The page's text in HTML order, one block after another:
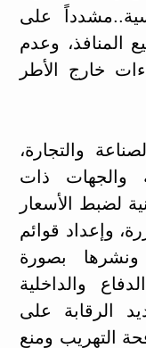
على
المنافذ، وعدم
خارج الأطر
والتجارة،
والجهات ذات
لضبط الأسعار
وإعداد قوائم
ونشرها بصورة
والداخلية
الرقابة على
التهريب ومنع